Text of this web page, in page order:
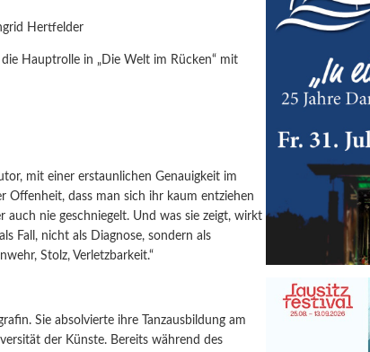
Hertfelder
Hauptrolle in „Die Welt im Rücken“ mit
mit einer erstaunlichen Genauigkeit im
Oﬀenheit, dass man sich ihr kaum entziehen
auch nie geschniegelt. Und was sie zeigt, wirkt
Fall, nicht als Diagnose, sondern als
Stolz, Verletzbarkeit.“
Sie absolvierte ihre Tanzausbildung am
der Künste. Bereits während des